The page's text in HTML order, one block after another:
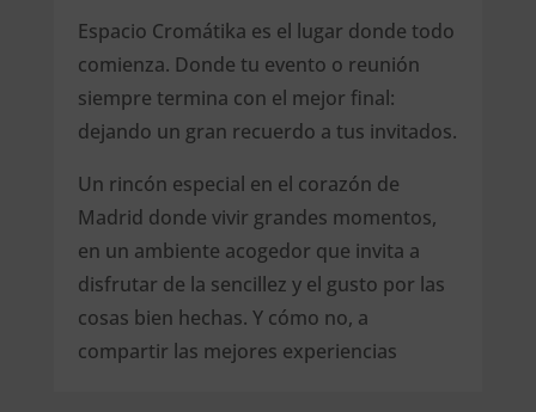
Espacio Cromátika es el lugar donde todo
comienza. Donde tu evento o reunión
siempre termina con el mejor final:
dejando un gran recuerdo a tus invitados.
Un rincón especial en el corazón de
Madrid donde vivir grandes momentos,
en un ambiente acogedor que invita a
disfrutar de la sencillez y el gusto por las
cosas bien hechas. Y cómo no, a
compartir las mejores experiencias